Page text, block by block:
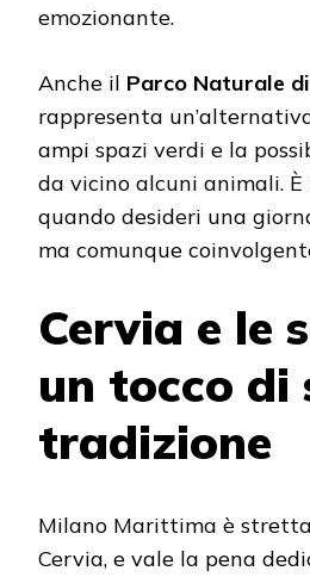
emozionante.
Anche il Parco Naturale
rappresenta
ampi spazi verdi e la
da vicino alcuni animali.
quando desideri una
ma comunque
Cervia e le
un tocco di
tradizione
Milano Marittima è
Cervia, e vale la pena